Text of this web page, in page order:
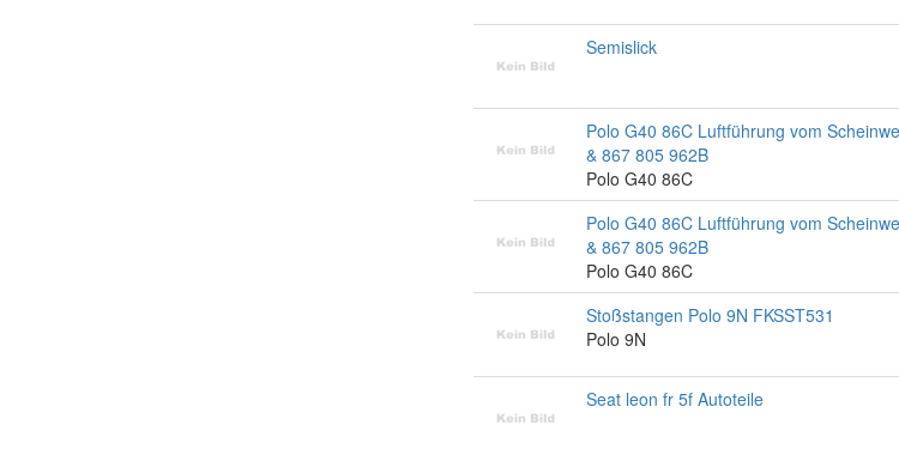
Semislick
Polo G40 86C Luftführung vom
& 867 805 962B
Polo G40 86C
Polo G40 86C Luftführung vom
& 867 805 962B
Polo G40 86C
Stoßstangen Polo 9N FKSST531
Polo 9N
Seat leon fr 5f Autoteile